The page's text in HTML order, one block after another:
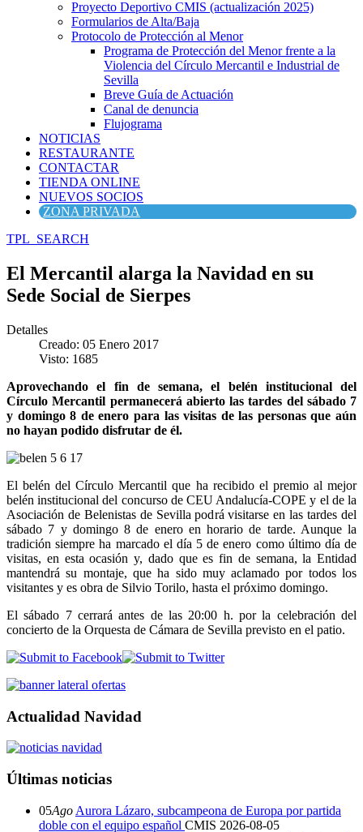
Proyecto Deportivo CMIS (actualización 2025)
Formularios de Alta/Baja
Protocolo de Protección al Menor
Programa de Protección del Menor frente a la
Violencia del Círculo Mercantil e Industrial de
Sevilla
Breve Guía de Actuación
Canal de denuncia
Flujograma
NOTICIAS
RESTAURANTE
CONTACTAR
TIENDA ONLINE
NUEVOS SOCIOS
ZONA PRIVADA
TPL_SEARCH
El Mercantil alarga la Navidad en su
Sede Social de Sierpes
Detalles
Creado: 05 Enero 2017
Visto: 1685
Aprovechando el fin de semana, el belén institucional del
Círculo Mercantil permanecerá abierto las tardes del sábado 7
y domingo 8 de enero para las visitas de las personas que aún
no hayan podido disfrutar de él.
El belén del Círculo Mercantil que ha recibido el premio al mejor
belén institucional del concurso de CEU Andalucía-COPE y el de la
Asociación de Belenistas de Sevilla podrá visitarse en las tardes del
sábado 7 y domingo 8 de enero en horario de tarde. Aunque la
tradición siempre ha marcado el día 5 de enero como último día de
visitas, en esta ocasión y, dado que es fin de semana, la Entidad
mantendrá su montaje, que ha sido muy aclamado por todos los
visitantes y es obra de Silvio Torilo, hasta el próximo domingo.
El sábado 7 cerrará antes de las 20:00 h. por la celebración del
concierto de la Orquesta de Cámara de Sevilla previsto en el patio.
Actualidad Navidad
Últimas noticias
05Ago Aurora Lázaro, subcampeona de Europa por partida
doble con el equipo español CMIS 2026-08-05